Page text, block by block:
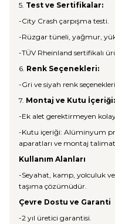
5. Test ve Sertifikalar:
-City Crash çarpışma testi.
-Rüzgar tüneli, yağmur,
-TÜV Rheinland sertifikalı
6. Renk Seçenekleri:
-Gri ve siyah renk
7. Montaj ve Kutu İçeriği:
-Ek alet gerektirmeyen
-Kutu içeriği: Alüminyum
aparatları ve montaj
Kullanım Alanları
-Seyahat, kamp, yolculuk
taşıma çözümüdür.
Çevre Dostu ve Garanti
-2 yıl üretici garantisi.